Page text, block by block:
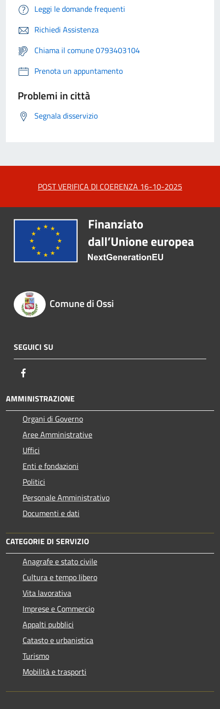
Leggi le domande frequenti
Richiedi Assistenza
Chiama il comune 0793403104
Prenota un appuntamento
Problemi in città
Segnala disservizio
POST VERIFICA DI COERENZA 16-10-2025
Comune di Ossi
SEGUICI SU
AMMINISTRAZIONE
Organi di Governo
Aree Amministrative
Uffici
Enti e fondazioni
Politici
Personale Amministrativo
Documenti e dati
CATEGORIE DI SERVIZIO
Anagrafe e stato civile
Cultura e tempo libero
Vita lavorativa
Imprese e Commercio
Appalti pubblici
Catasto e urbanistica
Turismo
Mobilità e trasporti